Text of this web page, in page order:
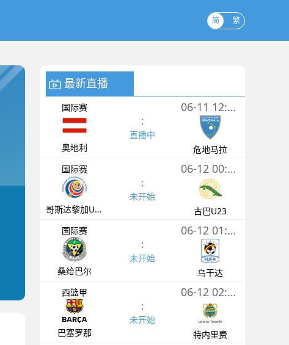
简 繁
最新直播
国际赛
奥地利
:
直播中
06-11 12:00
危地马拉
国际赛
哥斯达黎加U23
:
未开始
06-12 00:30
古巴U23
国际赛
桑给巴尔
:
未开始
06-12 01:15
乌干达
西篮甲
巴塞罗那
:
未开始
06-12 02:00
特内里费